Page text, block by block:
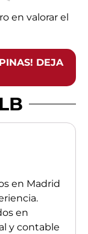
en valorar el
DEJA
en Madrid
en
y contable